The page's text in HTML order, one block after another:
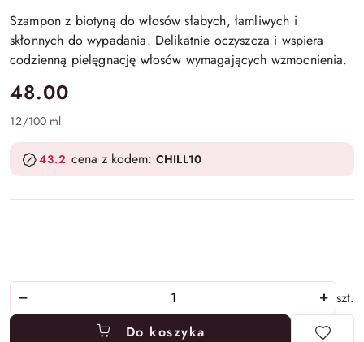
Szampon z biotyną do włosów słabych, łamliwych i
skłonnych do wypadania. Delikatnie oczyszcza i wspiera
codzienną pielęgnację włosów wymagających wzmocnienia.
cena:
48.00
12/100 ml
43.2 cena z kodem: CHILL10
szt.
Do koszyka